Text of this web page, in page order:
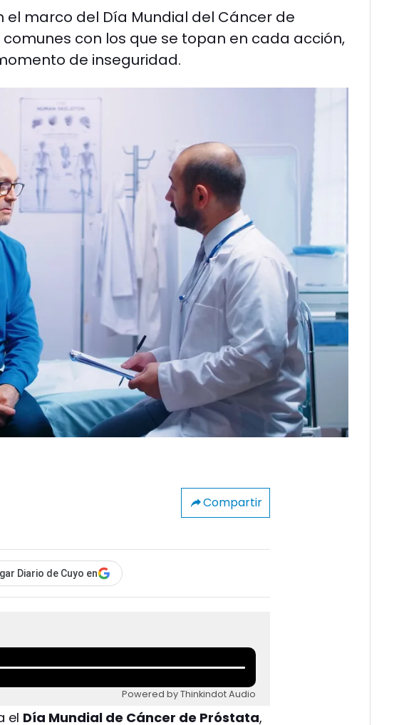
el marco del Día Mundial del Cáncer de
con los que se topan en cada acción,
de inseguridad.
Compartir
Diario de Cuyo en
Powered by Thinkindot Audio
el Día Mundial de Cáncer de Próstata,